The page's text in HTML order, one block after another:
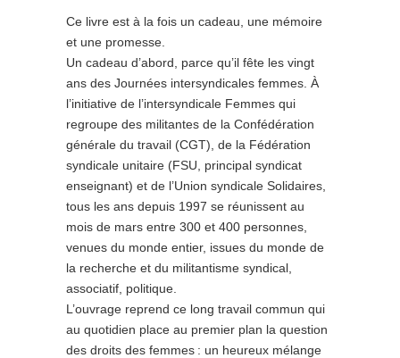
Ce livre est à la fois un cadeau, une mémoire
et une promesse.
Un cadeau d’abord, parce qu’il fête les vingt
ans des Journées intersyndicales femmes. À
l’initiative de l’intersyndicale Femmes qui
regroupe des militantes de la Confédération
générale du travail (CGT), de la Fédération
syndicale unitaire (FSU, principal syndicat
enseignant) et de l’Union syndicale Solidaires,
tous les ans depuis 1997 se réunissent au
mois de mars entre 300 et 400 personnes,
venues du monde entier, issues du monde de
la recherche et du militantisme syndical,
associatif, politique.
L’ouvrage reprend ce long travail commun qui
au quotidien place au premier plan la question
des droits des femmes : un heureux mélange